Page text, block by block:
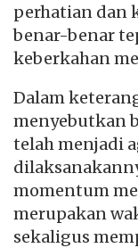
perhatian dan
benar-benar
keberkahan
Dalam
menyebutkan
telah menjadi
momentum
merupakan
sekaligus